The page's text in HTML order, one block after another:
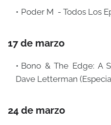
Poder M - Todos Los
17 de marzo
Bono & The Edge: A
Dave Letterman
24 de marzo